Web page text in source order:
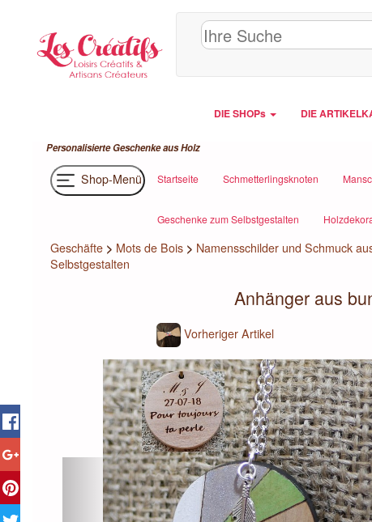
DIE SHOPs DIE
Personalisierte Geschenke aus Holz
Shop-Menü Startseite Schmetterlingsknoten
Geschenke zum Selbstgestalten
Geschäfte > Mots de Bois > Namensschilder und Schmuck
Selbstgestalten
Anhänger aus
Vorheriger Artikel
Previous